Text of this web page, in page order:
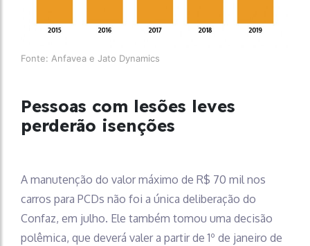
Fonte: Anfavea e Jato Dynamics
Pessoas com lesões leves
perderão isenções
A manutenção do valor máximo de R$ 70 mil nos
carros para PCDs não foi a única deliberação do
Confaz, em julho. Ele também tomou uma decisão
polêmica, que deverá valer a partir de 1º de janeiro de